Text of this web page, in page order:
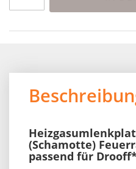
(Schamotte)
passend für